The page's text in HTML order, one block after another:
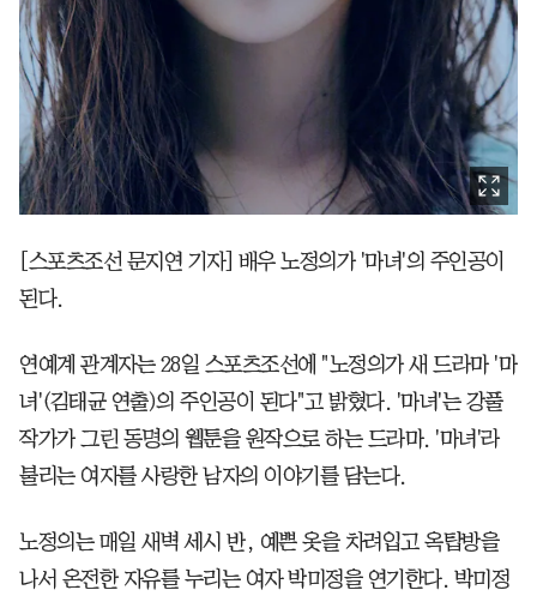
[스포츠조선 문지연 기자] 배우 노정의가 '마녀'의 주인공이
된다.
연예계 관계자는 28일 스포츠조선에 "노정의가 새 드라마 '마
녀'(김태균 연출)의 주인공이 된다"고 밝혔다. '마녀'는 강풀
작가가 그린 동명의 웹툰을 원작으로 하는 드라마. '마녀'라
불리는 여자를 사랑한 남자의 이야기를 담는다.
노정의는 매일 새벽 세시 반, 예쁜 옷을 차려입고 옥탑방을
나서 온전한 자유를 누리는 여자 박미정을 연기한다. 박미정